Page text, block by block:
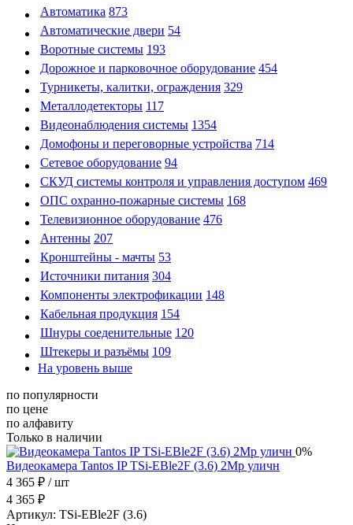
Автоматика 873
Автоматические двери 54
Воротные системы 193
Дорожное и парковочное оборудование 454
Турникеты, калитки, ограждения 329
Металлодетекторы 117
Видеонаблюдения cистемы 1354
Домофоны и переговорные устройства 714
Сетевое оборудование 94
СКУД системы контроля и управления доступом 469
ОПС охранно-пожарные системы 168
Телевизионное оборудование 476
Антенны 207
Кронштейны - мачты 53
Источники питания 304
Компоненты электрофикации 148
Кабельная продукция 154
Шнуры соеденительные 120
Штекеры и разъёмы 109
На уровень выше
по популярности
по цене
по алфавиту
Только в наличии
0%
Видеокамера Tantos IP TSi-EBle2F (3.6) 2Mp уличн
4 365 ₽ / шт
4 365 ₽
Артикул: TSi-EBle2F (3.6)